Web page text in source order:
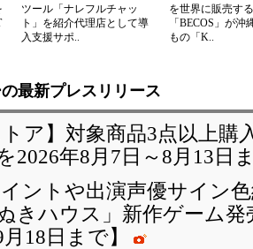
ツール「ナレフルチャッ
ト」を紹介代理店として導
入支援サポ..
を世界に販売す
「BECOS」が沖
もの「K..
最新プレスリリース
トア】対象商品3点以上購
2026年8月7日～8月13日
ントや出演声優サイン
きハウス」新作ゲーム
18日まで】